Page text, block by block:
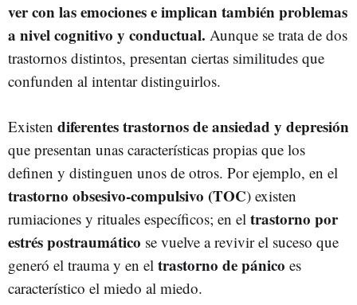
ver con las emociones e implican también problemas
a nivel cognitivo y conductual. Aunque se trata de dos
trastornos distintos, presentan ciertas similitudes que
confunden al intentar distinguirlos.
Existen diferentes trastornos de ansiedad y depresión
que presentan unas características propias que los
definen y distinguen unos de otros. Por ejemplo, en el
trastorno obsesivo-compulsivo (TOC) existen
rumiaciones y rituales específicos; en el trastorno por
estrés postraumático se vuelve a revivir el suceso que
generó el trauma y en el trastorno de pánico es
característico el miedo al miedo.